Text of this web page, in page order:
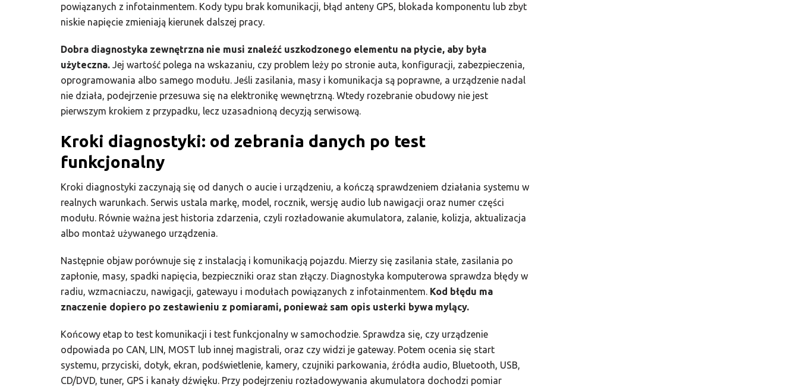
powiązanych z infotainmentem. Kody typu brak komunikacji, błąd anteny GPS, blokada komponentu lub zbyt
niskie napięcie zmieniają kierunek dalszej pracy.
Dobra diagnostyka zewnętrzna nie musi znaleźć uszkodzonego elementu na płycie, aby była
użyteczna. Jej wartość polega na wskazaniu, czy problem leży po stronie auta, konfiguracji, zabezpieczenia,
oprogramowania albo samego modułu. Jeśli zasilania, masy i komunikacja są poprawne, a urządzenie nadal
nie działa, podejrzenie przesuwa się na elektronikę wewnętrzną. Wtedy rozebranie obudowy nie jest
pierwszym krokiem z przypadku, lecz uzasadnioną decyzją serwisową.
Kroki diagnostyki: od zebrania danych po test
funkcjonalny
Kroki diagnostyki zaczynają się od danych o aucie i urządzeniu, a kończą sprawdzeniem działania systemu w
realnych warunkach. Serwis ustala markę, model, rocznik, wersję audio lub nawigacji oraz numer części
modułu. Równie ważna jest historia zdarzenia, czyli rozładowanie akumulatora, zalanie, kolizja, aktualizacja
albo montaż używanego urządzenia.
Następnie objaw porównuje się z instalacją i komunikacją pojazdu. Mierzy się zasilania stałe, zasilania po
zapłonie, masy, spadki napięcia, bezpieczniki oraz stan złączy. Diagnostyka komputerowa sprawdza błędy w
radiu, wzmacniaczu, nawigacji, gatewayu i modułach powiązanych z infotainmentem. Kod błędu ma
znaczenie dopiero po zestawieniu z pomiarami, ponieważ sam opis usterki bywa mylący.
Końcowy etap to test komunikacji i test funkcjonalny w samochodzie. Sprawdza się, czy urządzenie
odpowiada po CAN, LIN, MOST lub innej magistrali, oraz czy widzi je gateway. Potem ocenia się start
systemu, przyciski, dotyk, ekran, podświetlenie, kamery, czujniki parkowania, źródła audio, Bluetooth, USB,
CD/DVD, tuner, GPS i kanały dźwięku. Przy podejrzeniu rozładowywania akumulatora dochodzi pomiar